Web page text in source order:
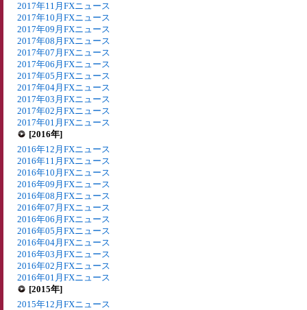
2017年11月FXニュース
2017年10月FXニュース
2017年09月FXニュース
2017年08月FXニュース
2017年07月FXニュース
2017年06月FXニュース
2017年05月FXニュース
2017年04月FXニュース
2017年03月FXニュース
2017年02月FXニュース
2017年01月FXニュース
[2016年]
2016年12月FXニュース
2016年11月FXニュース
2016年10月FXニュース
2016年09月FXニュース
2016年08月FXニュース
2016年07月FXニュース
2016年06月FXニュース
2016年05月FXニュース
2016年04月FXニュース
2016年03月FXニュース
2016年02月FXニュース
2016年01月FXニュース
[2015年]
2015年12月FXニュース